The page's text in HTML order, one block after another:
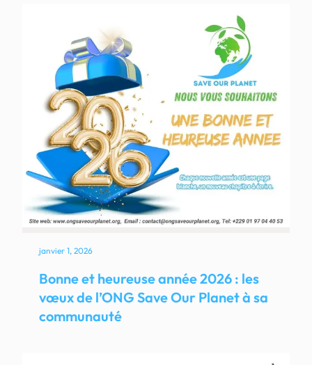
janvier 1, 2026
Bonne et heureuse année 2026 : les
vœux de l’ONG Save Our Planet à sa
communauté